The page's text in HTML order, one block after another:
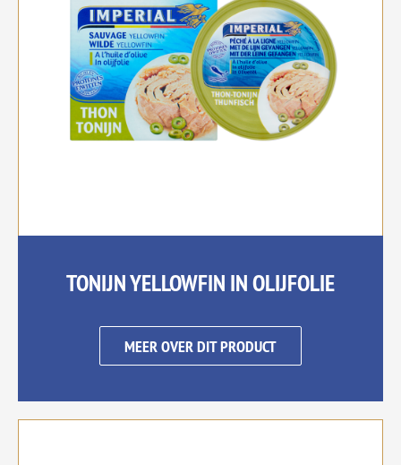
TONIJN YELLOWFIN IN OLIJFOLIE
MEER OVER DIT PRODUCT